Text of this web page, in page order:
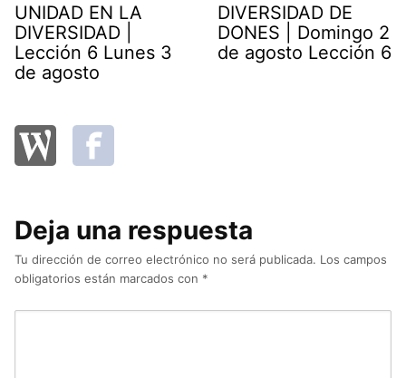
UNIDAD EN LA
DIVERSIDAD |
Lección 6 Lunes 3
de agosto
DIVERSIDAD DE
DONES | Domingo 2
de agosto Lección 6
Deja una respuesta
Tu dirección de correo electrónico no será publicada. Los campos
obligatorios están marcados con *